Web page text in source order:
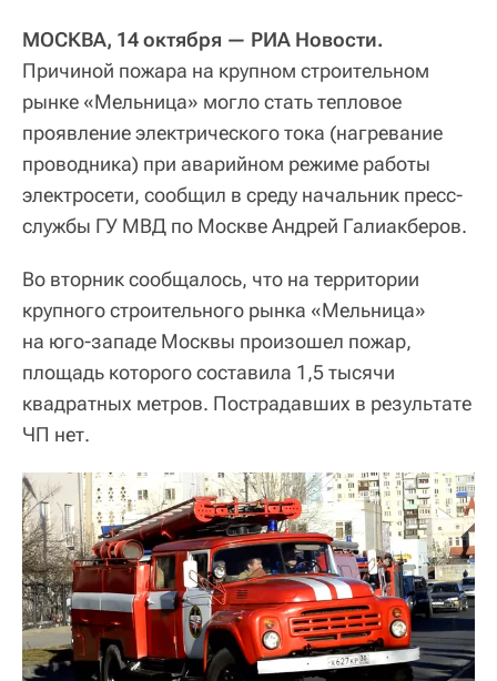
МОСКВА, 14 октября — РИА Новости.
Причиной пожара на крупном строительном
рынке «Мельница» могло стать тепловое
проявление электрического тока (нагревание
проводника) при аварийном режиме работы
электросети, сообщил в среду начальник пресс-
службы ГУ МВД по Москве Андрей Галиакберов.
Во вторник сообщалось, что на территории
крупного строительного рынка «Мельница»
на юго-западе Москвы произошел пожар,
площадь которого составила 1,5 тысячи
квадратных метров. Пострадавших в результате
ЧП нет.